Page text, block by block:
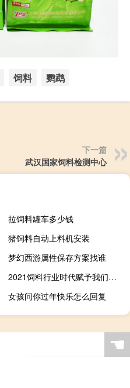
饲料 鹦鹉
下一篇
武汉国家饲料检测中心
拉饲料罐车多少钱
猪饲料自动上料机安装
梦幻西游属性保存方案找谁
2021饲料行业时代赋予我们的机会
女孩问你过年快乐怎么回复
☚